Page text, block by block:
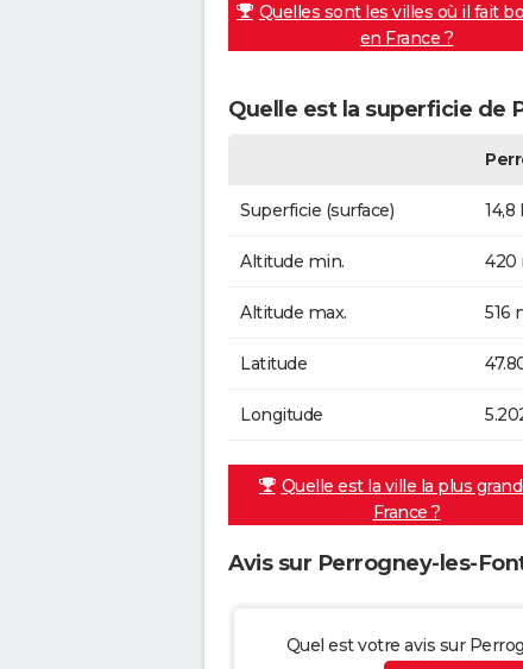
Quelles sont les villes où il fait
en France ?
Quelle est la superficie de
Superficie (surface) 14,8
Altitude min. 420
Altitude max. 516
Latitude
Longitude
Quelle est la ville la plus
France ?
Avis sur Perrogney-les-
Quel est votre avis sur